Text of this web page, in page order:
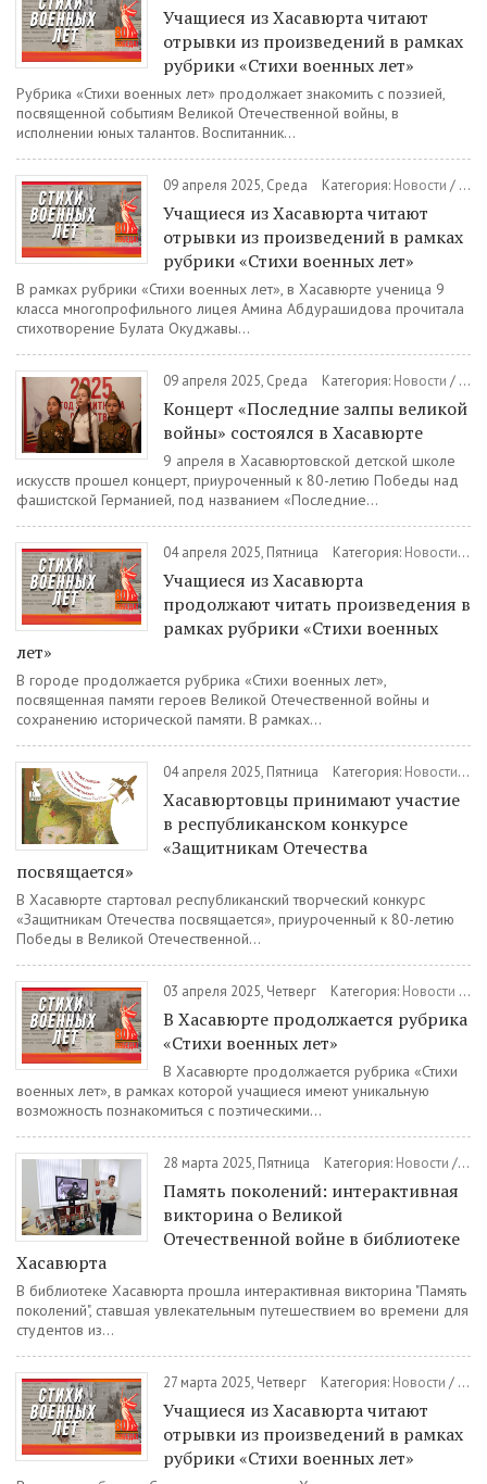
Учащиеся из Хасавюрта читают
отрывки из произведений в рамках
рубрики «Стихи военных лет»
Рубрика «Стихи военных лет» продолжает знакомить с поэзией,
посвященной событиям Великой Отечественной войны, в
исполнении юных талантов. Воспитанник...
09 апреля 2025, Среда Категория: Новости /
Учащиеся из Хасавюрта читают
отрывки из произведений в рамках
рубрики «Стихи военных лет»
В рамках рубрики «Стихи военных лет», в Хасавюрте ученица 9
класса многопрофильного лицея Амина Абдурашидова прочитала
стихотворение Булата Окуджавы...
09 апреля 2025, Среда Категория: Новости /
Концерт «Последние залпы великой
войны» состоялся в Хасавюрте
9 апреля в Хасавюртовской детской школе
искусств прошел концерт, приуроченный к 80-летию Победы над
фашистской Германией, под названием «Последние...
04 апреля 2025, Пятница Категория: Новости/
Учащиеся из Хасавюрта
продолжают читать произведения в
рамках рубрики «Стихи военных
лет»
В городе продолжается рубрика «Стихи военных лет»,
посвященная памяти героев Великой Отечественной войны и
сохранению исторической памяти. В рамках...
04 апреля 2025, Пятница Категория: Новости/
Хасавюртовцы принимают участие
в республиканском конкурсе
«Защитникам Отечества
посвящается»
В Хасавюрте стартовал республиканский творческий конкурс
«Защитникам Отечества посвящается», приуроченный к 80-летию
Победы в Великой Отечественной...
03 апреля 2025, Четверг Категория: Новости
В Хасавюрте продолжается рубрика
«Стихи военных лет»
В Хасавюрте продолжается рубрика «Стихи
военных лет», в рамках которой учащиеся имеют уникальную
возможность познакомиться с поэтическими...
28 марта 2025, Пятница Категория: Новости /
Память поколений: интерактивная
викторина о Великой
Отечественной войне в библиотеке
Хасавюрта
В библиотеке Хасавюрта прошла интерактивная викторина "Память
поколений", ставшая увлекательным путешествием во времени для
студентов из...
27 марта 2025, Четверг Категория: Новости /
Учащиеся из Хасавюрта читают
отрывки из произведений в рамках
рубрики «Стихи военных лет»